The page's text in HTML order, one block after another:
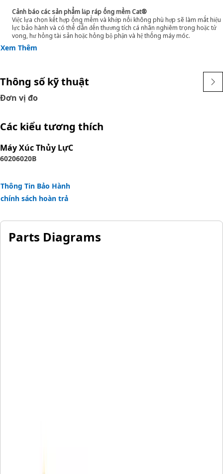
processes in the industry. Every Cat hose and coupling
combination is tested as a system to ensure a perfect fit
that yields maximum safety and dependability.
Cat compact hoses also work at half the SAE bend radius,
allowing tighter routing in a wide variety of applications.
rubber tube; two braids of special high tensile steel wire
reinforcement separated by synthetic rubber layer. The
outer cover is oil, weather, and abrasion
Cảnh báo các sản phẩm lắp ráp ống mềm Cat®
Việc lựa chọn kết hợp ống mềm và khớp nối không phù hợp sẽ làm mất hiệu
lực bảo hành và có thể dẫn đến thương tích cá nhân nghiêm trọng hoặc tử
vong, hư hỏng tài sản hoặc hỏng bộ phận và hệ thống máy móc.
Xem Thêm
Thông số kỹ thuật
Đơn vị đo
Các kiểu tương thích
Máy Xúc Thủy LựC
60206020B
Thông Tin Bảo Hành
chính sách hoàn trả
Parts Diagrams